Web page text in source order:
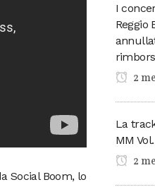
Social Boom, lo
I
Reggio
2
La
MM
2